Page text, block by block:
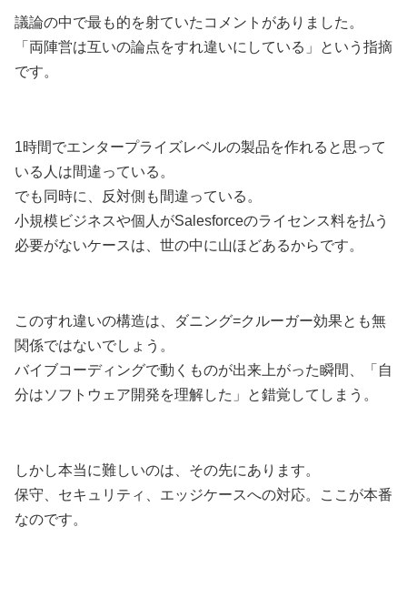
議論の中で最も的を射ていたコメントがありました。
「両陣営は互いの論点をすれ違いにしている」という指摘
です。
1時間でエンタープライズレベルの製品を作れると思って
いる人は間違っている。
でも同時に、反対側も間違っている。
小規模ビジネスや個人がSalesforceのライセンス料を払う
必要がないケースは、世の中に山ほどあるからです。
このすれ違いの構造は、ダニング=クルーガー効果とも無
関係ではないでしょう。
バイブコーディングで動くものが出来上がった瞬間、「自
分はソフトウェア開発を理解した」と錯覚してしまう。
しかし本当に難しいのは、その先にあります。
保守、セキュリティ、エッジケースへの対応。ここが本番
なのです。